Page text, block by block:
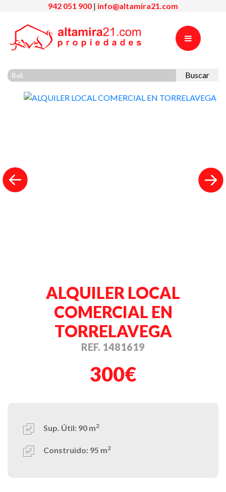
942 051 900 | info@altamira21.com
Buscar
Previous
ALQUILER LOCAL
COMERCIAL EN
TORRELAVEGA
REF. 1481619
300€
Sup. Útil: 90 m2
Construido: 95 m2